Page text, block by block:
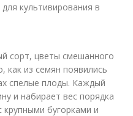
культивирования в
сорт, цветы смешанного
как из семян появились
спелые плоды. Каждый
и набирает вес порядка
крупными бугорками и